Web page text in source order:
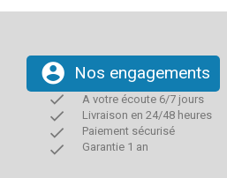
account_circle Nos engagements
done A votre écoute 6/7 jours
done Livraison en 24/48 heures
done Paiement sécurisé
done Garantie 1 an